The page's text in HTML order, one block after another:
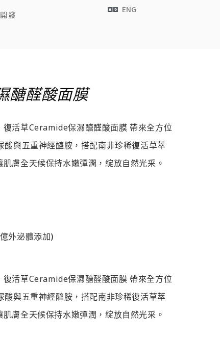
發
ENG
醣醛酸面膜
活草Ceramide保濕醣醛酸面膜 帶來全方位
與五重神經醯胺，搭配南非珍稀復活草萃
膚全天候保持水嫩彈潤，綻放自然光采。
外泌體添加)
活草Ceramide保濕醣醛酸面膜 帶來全方位
與五重神經醯胺，搭配南非珍稀復活草萃
膚全天候保持水嫩彈潤，綻放自然光采。